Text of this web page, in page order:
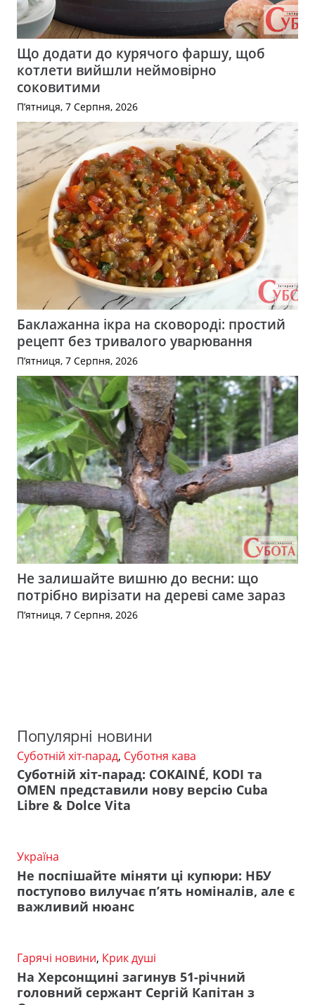
Що додати до курячого фаршу, щоб
котлети вийшли неймовірно
соковитими
П’ятниця, 7 Серпня, 2026
Баклажанна ікра на сковороді: простий
рецепт без тривалого уварювання
П’ятниця, 7 Серпня, 2026
Не залишайте вишню до весни: що
потрібно вирізати на дереві саме зараз
П’ятниця, 7 Серпня, 2026
Популярні новини
Суботній хіт-парад, Суботня кава
Суботній хіт-парад: COKAINÉ, KODI та
OMEN представили нову версію Cuba
Libre & Dolce Vita
Україна
Не поспішайте міняти ці купюри: НБУ
поступово вилучає п’ять номіналів, але є
важливий нюанс
Гарячі новини, Крик душі
На Херсонщині загинув 51-річний
головний сержант Сергій Капітан з